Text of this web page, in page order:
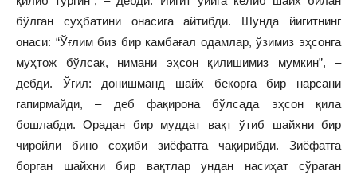
бўлган суҳбатини онасига айтибди. Шунда йигитнинг
онаси: “Ўғлим биз бир камбағал одамлар, ўзимиз эҳсонга
муҳтож бўлсак, нимани эҳсон қилишимиз мумкин”, –
дебди. Ўғил: донишманд шайх бекорга бир нарсани
гапирмайди, – деб фақирона бўлсада эҳсон қила
бошлабди. Орадан бир муддат вақт ўтиб шайхни бир
чиройли бино соҳиби зиёфатга чақирибди. Зиёфатга
борган шайхни бир вақтлар ундан насиҳат сўраган